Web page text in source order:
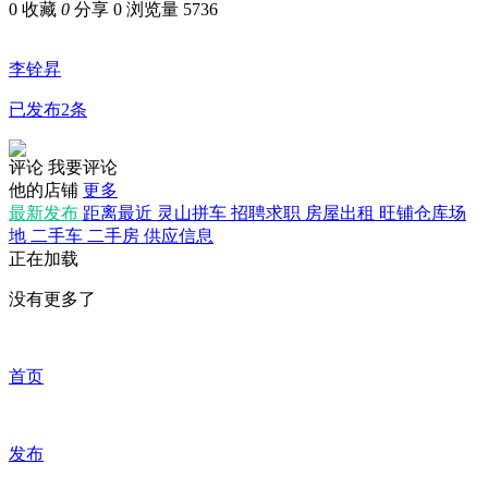
0 收藏 0 分享 0 浏览量 5736
李铨昇
已发布2条
评论 我要评论
他的店铺 更多
最新发布 距离最近 灵山拼车 招聘求职 房屋出租 旺铺仓库场
地 二手车 二手房 供应信息
正在加载
没有更多了
首页
发布